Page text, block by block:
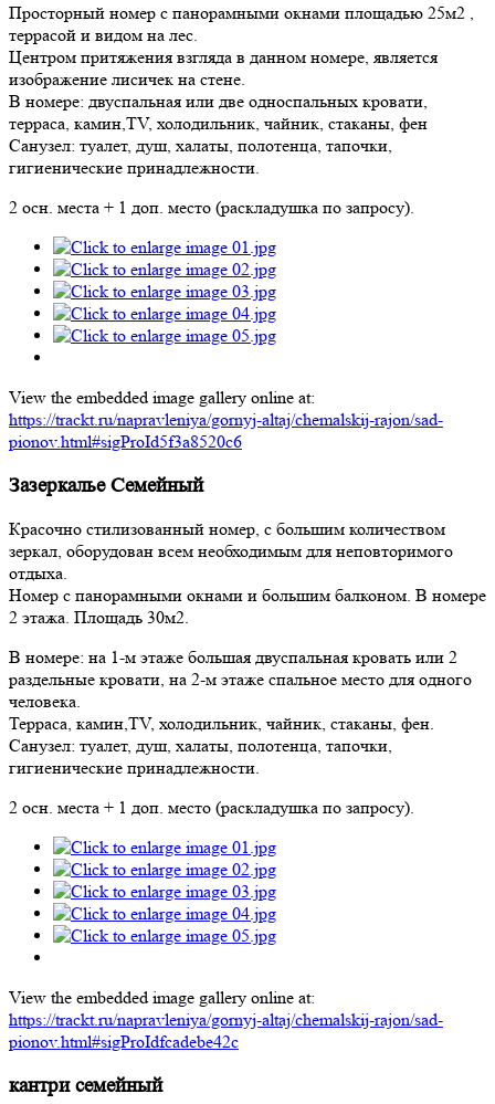
Просторный номер с панорамными окнами площадью 25м2 ,
террасой и видом на лес.
Центром притяжения взгляда в данном номере, является
изображение лисичек на стене.
В номере: двуспальная или две односпальных кровати,
терраса, камин,TV, холодильник, чайник, стаканы, фен
Санузел: туалет, душ, халаты, полотенца, тапочки,
гигиенические принадлежности.
2 осн. места + 1 доп. место (раскладушка по запросу).
View the embedded image gallery online at:
https://trackt.ru/napravleniya/gornyj-altaj/chemalskij-rajon/sad-
pionov.html#sigProId5f3a8520c6
Зазеркалье Семейный
Красочно стилизованный номер, с большим количеством
зеркал, оборудован всем необходимым для неповторимого
отдыха.
Номер с панорамными окнами и большим балконом. В номере
2 этажа. Площадь 30м2.
В номере: на 1-м этаже большая двуспальная кровать или 2
раздельные кровати, на 2-м этаже спальное место для одного
человека.
Терраса, камин,TV, холодильник, чайник, стаканы, фен.
Санузел: туалет, душ, халаты, полотенца, тапочки,
гигиенические принадлежности.
2 осн. места + 1 доп. место (раскладушка по запросу).
View the embedded image gallery online at:
https://trackt.ru/napravleniya/gornyj-altaj/chemalskij-rajon/sad-
pionov.html#sigProIdfcadebe42c
кантри семейный